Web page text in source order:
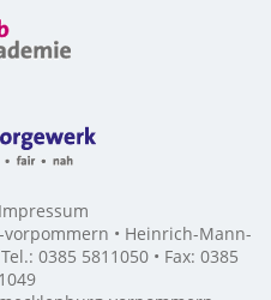
Impressum
• Heinrich-Mann-
0385 5811050 • Fax: 0385